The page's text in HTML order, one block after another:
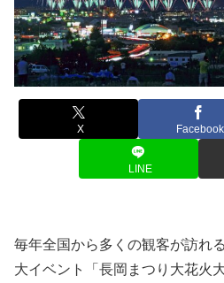
X Facebook
LINE
毎年全国から多くの観客が訪れ
大イベント「長岡まつり大花火大